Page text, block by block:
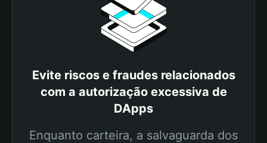
Evite riscos e fraudes relacionados
com a autorização excessiva de
DApps
Enquanto carteira, a salvaguarda dos